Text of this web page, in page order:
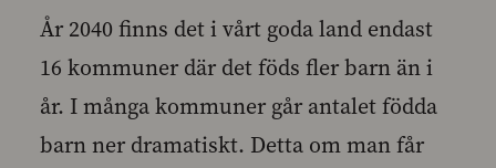
År 2040 finns det i vårt goda land endast
16 kommuner där det föds fler barn än i
år. I många kommuner går antalet födda
barn ner dramatiskt. Detta om man får